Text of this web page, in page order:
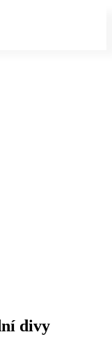
divy